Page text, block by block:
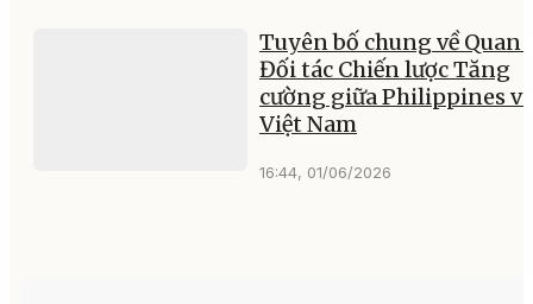
Tuyên bố chung về Quan
Đối tác Chiến lược Tăng
cường giữa Philippines và
Việt Nam
16:44, 01/06/2026